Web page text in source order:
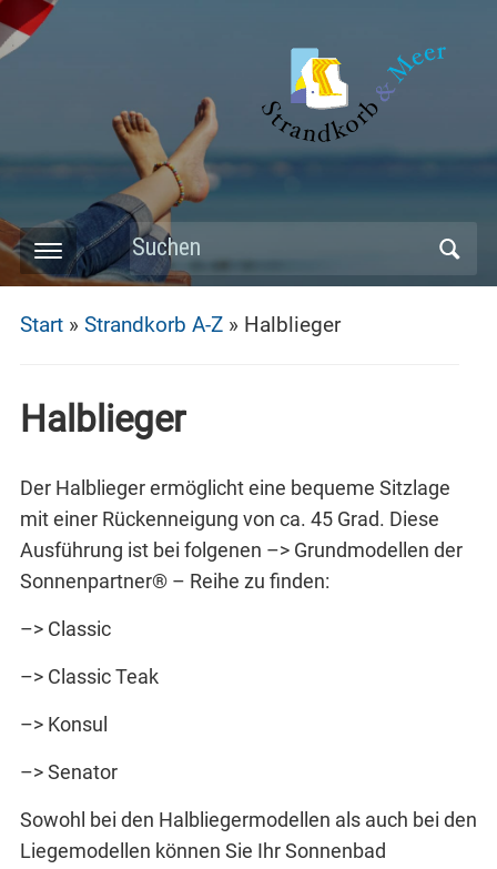
Skip
to
main
content
Toggle
Search
for:
Start» Strandkorb A-Z» Halblieger
Halblieger
Der Halblieger ermöglicht eine bequeme Sitzlage
mit einer Rückenneigung von ca. 45 Grad. Diese
Ausführung ist bei folgenen –> Grundmodellen der
Sonnenpartner® – Reihe zu finden:
–> Classic
–> Classic Teak
–> Konsul
–> Senator
Sowohl bei den Halbliegermodellen als auch bei den
Liegemodellen können Sie Ihr Sonnenbad